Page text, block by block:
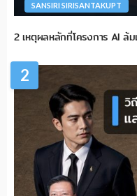
SANSIRI SIRISANTAKUPT
2 เหตุผลหลักที่โครงการ AI ล้ม
2